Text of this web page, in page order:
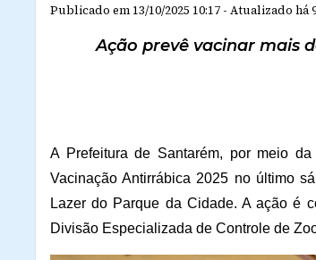
Publicado em 13/10/2025 10:17 - Atualizado há
Ação prevê vacinar mais
A Prefeitura de Santarém, por meio
Vacinação Antirrábica 2025 no último
Lazer do Parque da Cidade. A ação é
Divisão Especializada de Controle de